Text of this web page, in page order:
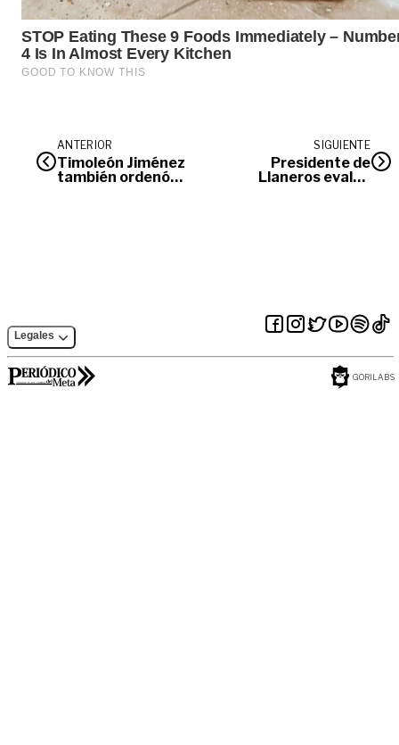
ANTERIOR
Timoleón Jiménez
también ordenó
SIGUIENTE
Presidente de
Llaneros evaluó
Legales
GORILABS